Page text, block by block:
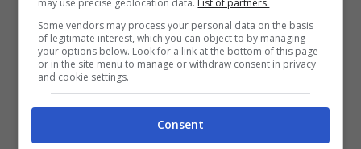
De Rossi
cercare di sfruttare al
meglio le caratteristiche di entrambi. Ad ogni
modo, la scelta sorprendente della proprietà
americana non è piaciuta affatto al giornalista
Giancarlo Padovan, il quale ha rilasciato la
may use precise geolocation data. List of partners.
Some vendors may process your personal data on the basis
of legitimate interest, which you can object to by managing
your options below. Look for a link at the bottom of this page
or in the site menu to manage or withdraw consent in privacy
and cookie settings.
Consent